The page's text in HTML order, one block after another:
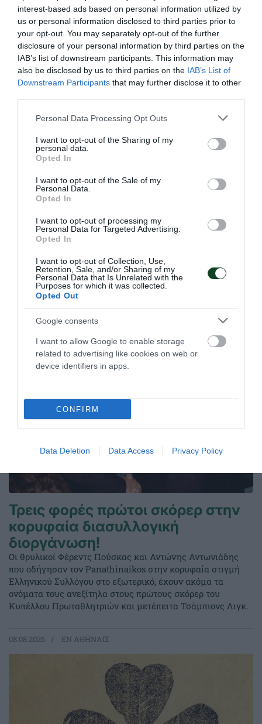
interest-based ads based on personal information utilized by
us or personal information disclosed to third parties prior to
your opt-out. You may separately opt-out of the further
disclosure of your personal information by third parties on the
IAB’s list of downstream participants. This information may
also be disclosed by us to third parties on the IAB’s List of
Downstream Participants that may further disclose it to other
Please note that this website/app uses one or more Google
not limited to your visit or usage behaviour. You may click to
grant or deny consent to Google and its third-party tags to
use your data for below specified purposes in below Google
consent section.
Personal Data Processing Opt Outs
I want to opt-out of the Sharing of my
personal data.
Opted In
I want to opt-out of the Sale of my
Personal Data.
Opted In
I want to opt-out of processing my
Personal Data for Targeted Advertising.
Opted In
I want to opt-out of Collection, Use,
Retention, Sale, and/or Sharing of my
Personal Data that Is Unrelated with the
Purposes for which it was collected.
Opted Out
Google consents
I want to allow Google to enable storage
related to advertising like cookies on web or
device identifiers in apps.
CONFIRM
Data Deletion Data Access Privacy Policy
16.07.2026 ΜΠΑΣΚΕΤ ΓΥΝΑΙΚΩΝ
Μεγάλη νίκη κόντρα στην Τσεχία
για την Εθνική Νέων γυναικών
Η Εθνική ομάδα μπάσκετ γυναικών νίκησε την Τσεχία και
είναι κοντά στην πρόκριση στα ημιτελικά του ευρωπαϊκού
πρωταθλήματος Β' κατηγορίας.
08.07.2026 ΜΠΑΣΚΕΤ ΓΥΝΑΙΚΩΝ
ΤΕΛΕΥΤΑΙΑ ΝΕΑ
Τρεις φορές πρώτοι σκόρερ στην
κορυφαία διασυλλογική
διοργάνωση!
Οι θρυλικοί Φέρεντς Πούσκας και Αντώνης Αντωνιάδης
που οδήγησαν τον Panathinaikos στην κορυφαία στιγμή
Ελληνικού Συλλόγου στο εξωτερικό, έχουν ακόμα τα
ονόματα τους ανεξίτηλα στους πρώτους σκόρερ του
Κυπέλλου Πρωταθλητριών και μετέπειτα Τσάμπιονς Λιγκ.
08.08.2026 EΝ ΑΘΗΝΑΙΣ